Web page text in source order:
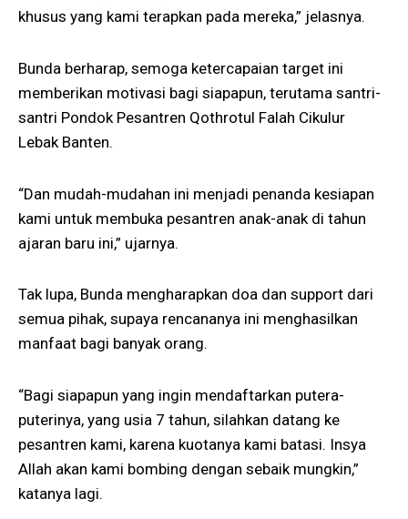
khusus yang kami terapkan pada mereka,” jelasnya.
Bunda berharap, semoga ketercapaian target ini
memberikan motivasi bagi siapapun, terutama santri-
santri Pondok Pesantren Qothrotul Falah Cikulur
Lebak Banten.
“Dan mudah-mudahan ini menjadi penanda kesiapan
kami untuk membuka pesantren anak-anak di tahun
ajaran baru ini,” ujarnya.
Tak lupa, Bunda mengharapkan doa dan support dari
semua pihak, supaya rencananya ini menghasilkan
manfaat bagi banyak orang.
“Bagi siapapun yang ingin mendaftarkan putera-
puterinya, yang usia 7 tahun, silahkan datang ke
pesantren kami, karena kuotanya kami batasi. Insya
Allah akan kami bombing dengan sebaik mungkin,”
katanya lagi.